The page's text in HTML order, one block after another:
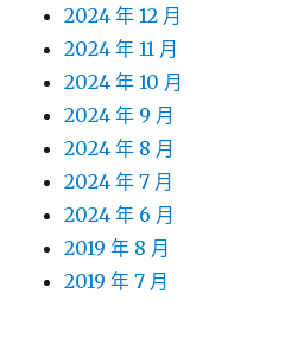
2024 年 12 月
2024 年 11 月
2024 年 10 月
2024 年 9 月
2024 年 8 月
2024 年 7 月
2024 年 6 月
2019 年 8 月
2019 年 7 月